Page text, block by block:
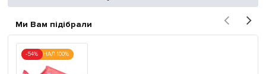
Ми Вам підібрали
ОРИГІНАЛ 100%
-54%